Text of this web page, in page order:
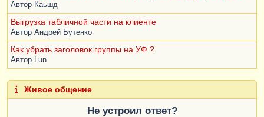
Автор Каьшд
Выгрузка табличной части на клиенте
Автор Андрей Бутенко
Как убрать заголовок группы на УФ ?
Автор Lun
Живое общение
Не устроил ответ?